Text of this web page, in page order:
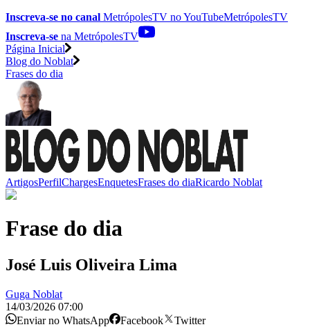
Inscreva-se no canal MetrópolesTV noYouTubeMetrópolesTV
Inscreva-se na MetrópolesTV
Página Inicial
Blog do Noblat
Frases do dia
ArtigosPerfilChargesEnquetesFrases do diaRicardo Noblat
Frase do dia
José Luis Oliveira Lima
Guga Noblat
14/03/2026 07:00
Enviar no WhatsApp
Facebook
Twitter